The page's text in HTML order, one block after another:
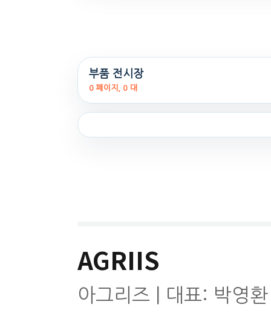
부품 전시장
0 페이지, 0 대
AGRIIS
아그리즈 | 대표: 박영환